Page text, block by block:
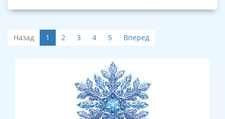
Назад 1 2 3 4 5 Вперед